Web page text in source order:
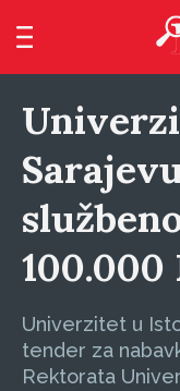
100.000
Univerzitet u
tender za
Rektorata